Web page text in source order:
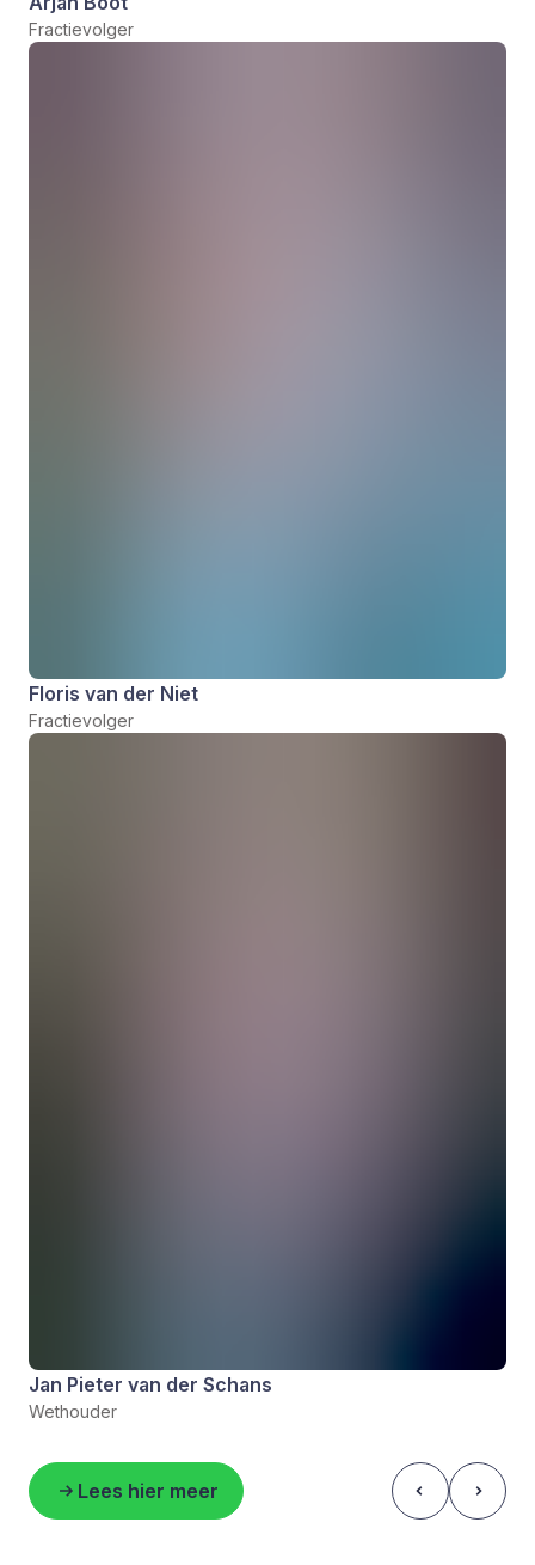
Fractievolger
Floris van der Niet
Fractievolger
Jan Pieter van der Schans
Wethouder
Lees hier meer